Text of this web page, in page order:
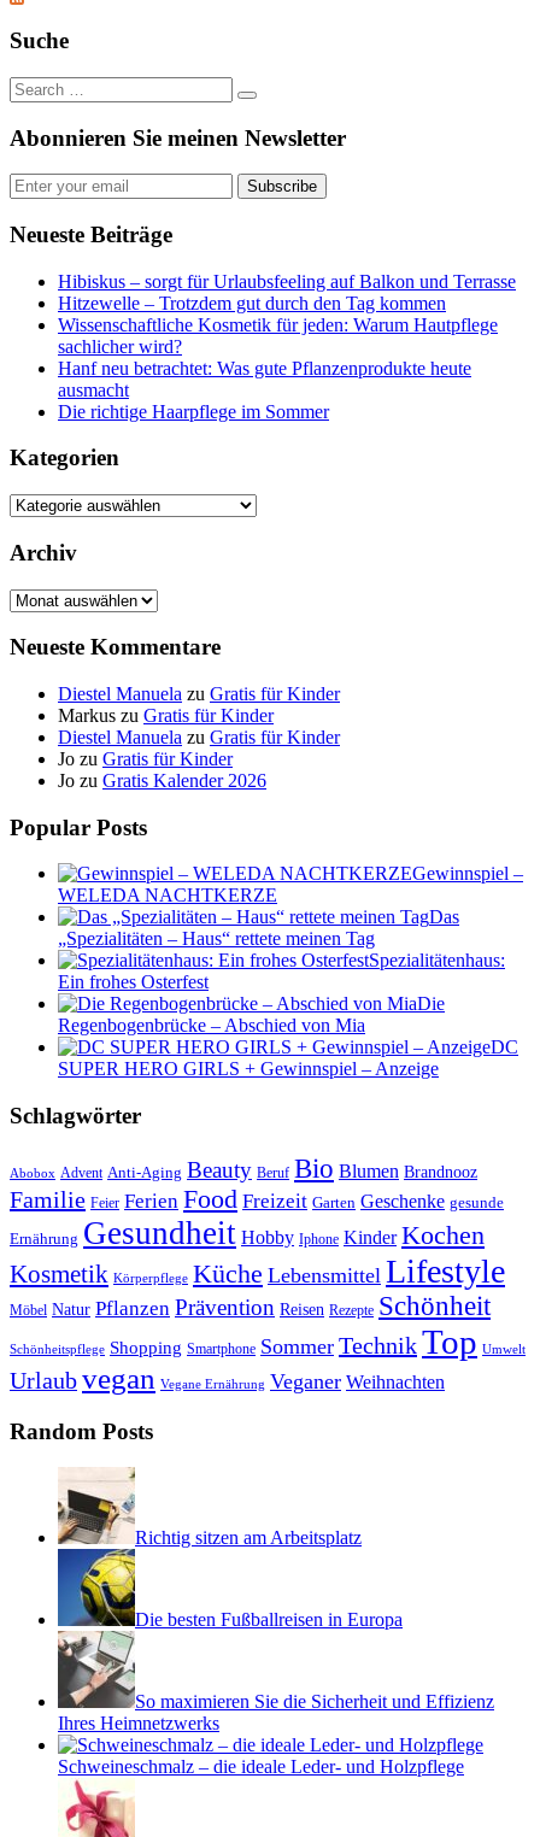
Feed
Suche
Abonnieren Sie meinen Newsletter
Subscribe
Neueste Beiträge
Hibiskus – sorgt für Urlaubsfeeling auf Balkon und Terrasse
Hitzewelle – Trotzdem gut durch den Tag kommen
Wissenschaftliche Kosmetik für jeden: Warum Hautpflege
sachlicher wird?
Hanf neu betrachtet: Was gute Pflanzenprodukte heute
ausmacht
Die richtige Haarpflege im Sommer
Kategorien
Kategorien
Archiv
Archiv
Neueste Kommentare
Diestel Manuela zu Gratis für Kinder
Markus zu Gratis für Kinder
Diestel Manuela zu Gratis für Kinder
Jo zu Gratis für Kinder
Jo zu Gratis Kalender 2026
Popular Posts
Gewinnspiel –
WELEDA NACHTKERZE
Das
„Spezialitäten – Haus“ rettete meinen Tag
Spezialitätenhaus:
Ein frohes Osterfest
Die
Regenbogenbrücke – Abschied von Mia
DC
SUPER HERO GIRLS + Gewinnspiel – Anzeige
Schlagwörter
Abobox Advent Anti-Aging Beauty Beruf Bio Blumen Brandnooz
Familie Feier Ferien Food Freizeit Garten Geschenke gesunde
Ernährung Gesundheit Hobby Iphone Kinder Kochen
Kosmetik Körperpflege Küche Lebensmittel Lifestyle
Möbel Natur Pflanzen Prävention Reisen Rezepte Schönheit
Schönheitspflege Shopping Smartphone Sommer TechnikTop Umwelt
Urlaubvegan Vegane Ernährung Veganer Weihnachten
Random Posts
Richtig sitzen am Arbeitsplatz
Die besten Fußballreisen in Europa
So maximieren Sie die Sicherheit und Effizienz
Ihres Heimnetzwerks
Schweineschmalz – die ideale Leder- und Holzpflege